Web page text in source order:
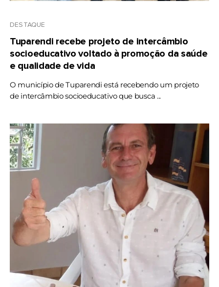
DESTAQUE
Tuparendi recebe projeto de intercâmbio
socioeducativo voltado à promoção da saúde
e qualidade de vida
O município de Tuparendi está recebendo um projeto
de intercâmbio socioeducativo que busca ...